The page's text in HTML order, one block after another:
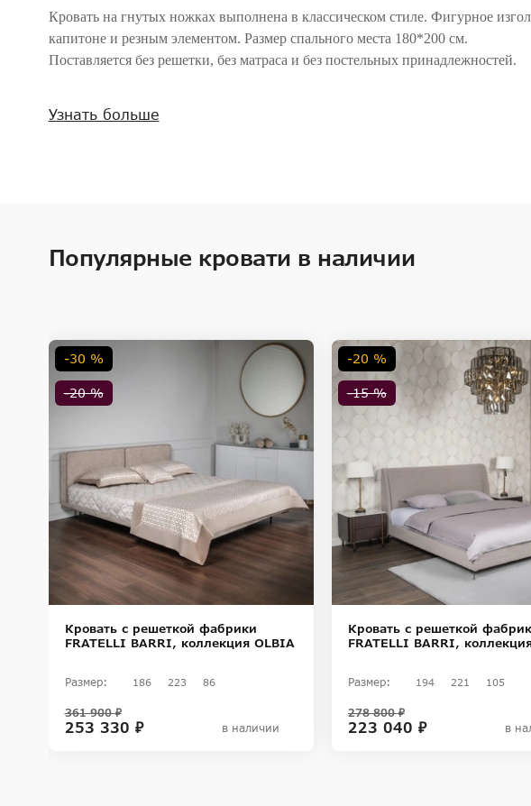
Кровать на гнутых ножках выполнена в классическом стиле. Фигурное
капитоне и резным элементом. Размер спального места 180*200 см.
Поставляется без решетки, без матраса и без постельных принадлежностей.
Узнать больше
Популярные кровати в наличии
-20 %
-30 %
Кровать с решеткой фабрики
FRATELLI BARRI, коллекция OLBIA
Размер: 186 223 86
253 330 ₽
361 900 ₽
в наличии
-15 %
-20 %
Кровать с решеткой
FRATELLI BARRI,
Размер: 194 221 105
223 040 ₽
278 800 ₽
в